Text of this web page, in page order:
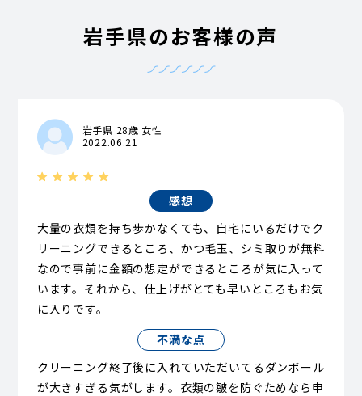
岩手県のお客様の声
岩手県 28歳 女性
2022.06.21
感想
大量の衣類を持ち歩かなくても、自宅にいるだけでク
リーニングできるところ、かつ毛玉、シミ取りが無料
なので事前に金額の想定ができるところが気に入って
います。それから、仕上げがとても早いところもお気
に入りです。
不満な点
クリーニング終了後に入れていただいてるダンボール
が大きすぎる気がします。衣類の皺を防ぐためなら申